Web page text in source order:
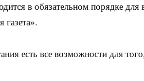
в обязательном порядке для
газета».
есть все возможности для